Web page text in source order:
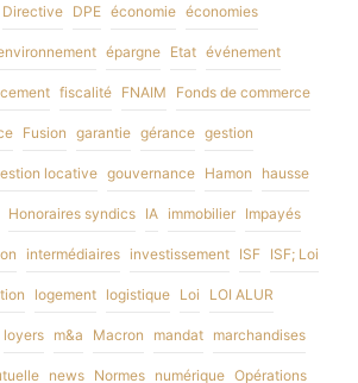
Directive DPE économie économies
épargne Etat événement
fiscalité FNAIM Fonds de commerce
Fusion garantie gérance gestion
locative gouvernance Hamon hausse
Honoraires syndics IA immobilier Impayés
intermédiaires investissement ISF ISF; Loi
logement logistique Loi LOI ALUR
loyers m&a Macron mandat marchandises
news Normes numérique Opérations